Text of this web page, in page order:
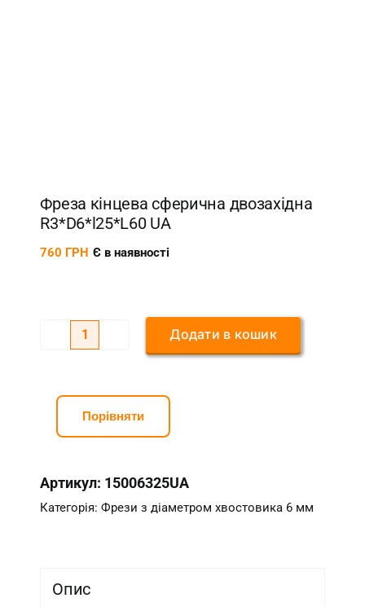
Фреза кінцева сферична двозахідна
R3*D6*l25*L60 UA
760 ГРН Є в наявності
двозахідна
R3*D6*l25*L60
кількість
Додати в кошик
Порівняти
Артикул: 15006325UA
Категорія:Фрези з діаметром хвостовика 6 мм
Опис